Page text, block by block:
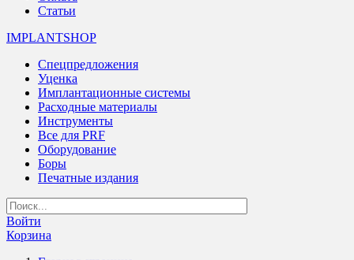
Статьи
IMPLANTSHOP
Спецпредложения
Уценка
Имплантационные системы
Расходные материалы
Инструменты
Все для PRF
Оборудование
Боры
Печатные издания
Войти
Корзина